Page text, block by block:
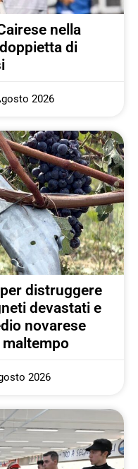
nella
di
2026
distruggere
devastati e
novarese
2026